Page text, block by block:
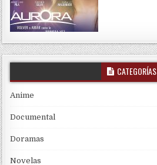
CATEGORÍAS
Anime
Documental
Doramas
Novelas